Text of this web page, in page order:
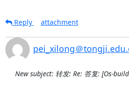
Reply
attachment
pei_xilong＠
New subject: 转发: Re: 答复: [Os-